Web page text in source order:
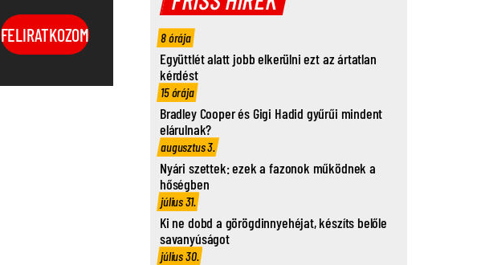
FELIRATKOZOM 8 órája
Együttlét alatt jobb elkerülni ezt az ártatlan
kérdést
15 órája
Bradley Cooper és Gigi Hadid gyűrűi mindent
elárulnak?
augusztus 3.
Nyári szettek: ezek a fazonok működnek a
hőségben
július 31.
Ki ne dobd a görögdinnyehéjat, készíts belőle
savanyúságot
július 30.